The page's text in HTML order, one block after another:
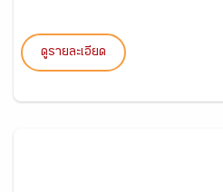
ดูรายละเอียด